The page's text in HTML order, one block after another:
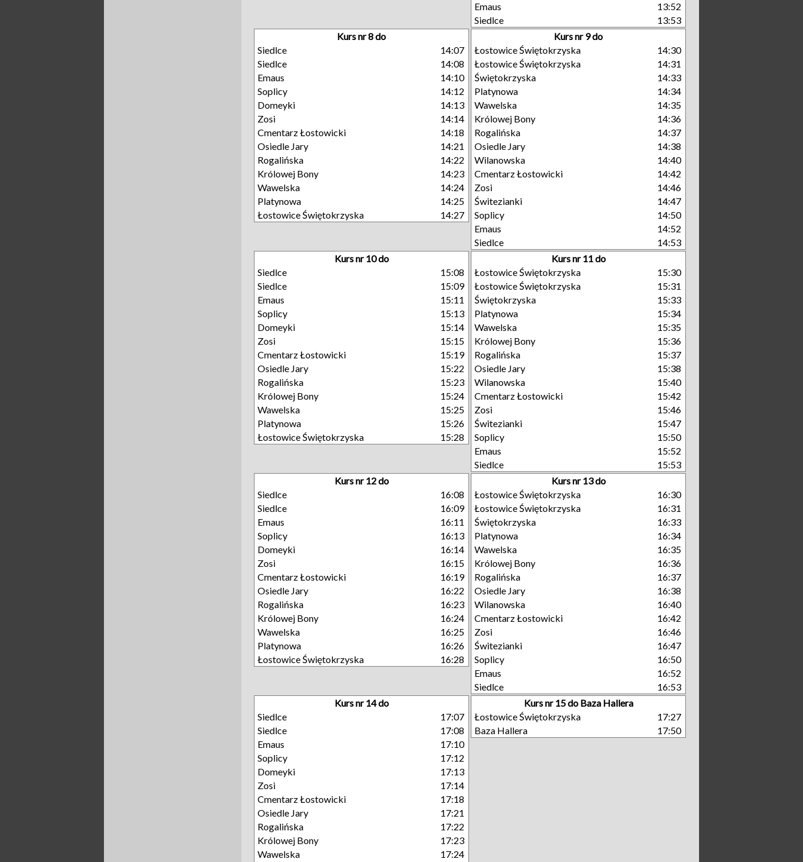
Emaus
13:52
Siedlce
13:53
Kurs nr 8 do
Siedlce
14:07
Siedlce
14:08
Emaus
14:10
Soplicy
14:12
Domeyki
14:13
Zosi
14:14
Cmentarz Łostowicki
14:18
Osiedle Jary
14:21
Rogalińska
14:22
Królowej Bony
14:23
Wawelska
14:24
Platynowa
14:25
Łostowice Świętokrzyska
14:27
Kurs nr 9 do
Łostowice Świętokrzyska
14:30
Łostowice Świętokrzyska
14:31
Świętokrzyska
14:33
Platynowa
14:34
Wawelska
14:35
Królowej Bony
14:36
Rogalińska
14:37
Osiedle Jary
14:38
Wilanowska
14:40
Cmentarz Łostowicki
14:42
Zosi
14:46
Świtezianki
14:47
Soplicy
14:50
Emaus
14:52
Siedlce
14:53
Kurs nr 10 do
Siedlce
15:08
Siedlce
15:09
Emaus
15:11
Soplicy
15:13
Domeyki
15:14
Zosi
15:15
Cmentarz Łostowicki
15:19
Osiedle Jary
15:22
Rogalińska
15:23
Królowej Bony
15:24
Wawelska
15:25
Platynowa
15:26
Łostowice Świętokrzyska
15:28
Kurs nr 11 do
Łostowice Świętokrzyska
15:30
Łostowice Świętokrzyska
15:31
Świętokrzyska
15:33
Platynowa
15:34
Wawelska
15:35
Królowej Bony
15:36
Rogalińska
15:37
Osiedle Jary
15:38
Wilanowska
15:40
Cmentarz Łostowicki
15:42
Zosi
15:46
Świtezianki
15:47
Soplicy
15:50
Emaus
15:52
Siedlce
15:53
Kurs nr 12 do
Siedlce
16:08
Siedlce
16:09
Emaus
16:11
Soplicy
16:13
Domeyki
16:14
Zosi
16:15
Cmentarz Łostowicki
16:19
Osiedle Jary
16:22
Rogalińska
16:23
Królowej Bony
16:24
Wawelska
16:25
Platynowa
16:26
Łostowice Świętokrzyska
16:28
Kurs nr 13 do
Łostowice Świętokrzyska
16:30
Łostowice Świętokrzyska
16:31
Świętokrzyska
16:33
Platynowa
16:34
Wawelska
16:35
Królowej Bony
16:36
Rogalińska
16:37
Osiedle Jary
16:38
Wilanowska
16:40
Cmentarz Łostowicki
16:42
Zosi
16:46
Świtezianki
16:47
Soplicy
16:50
Emaus
16:52
Siedlce
16:53
Kurs nr 14 do
Siedlce
17:07
Siedlce
17:08
Emaus
17:10
Soplicy
17:12
Domeyki
17:13
Zosi
17:14
Cmentarz Łostowicki
17:18
Osiedle Jary
17:21
Rogalińska
17:22
Królowej Bony
17:23
Wawelska
17:24
Kurs nr 15 do Baza Hallera
Łostowice Świętokrzyska
17:27
Baza Hallera
17:50